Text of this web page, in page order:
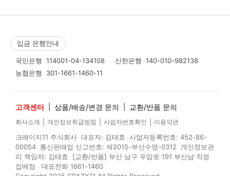
입금 은행안내
국민은행 114001-04-134108 신한은행 140-010-982138
농협은행 301-1661-1460-11
고객센터 상품/배송/변경 문의 교환/반품 문의
회사소개 개인정보취급방침 사업자번호확인 이용약관
크레이지11 주식회사 대표자: 김태효 사업자등록번호: 452-86-
00054 통신판매업 신고번호: 제2015-부산수영-0312 개인정보관
리 책임자: 김태효 [교환/반품] 부산 남구 우암로 191 부산남 직영
집배점 대표전화 1661-1460